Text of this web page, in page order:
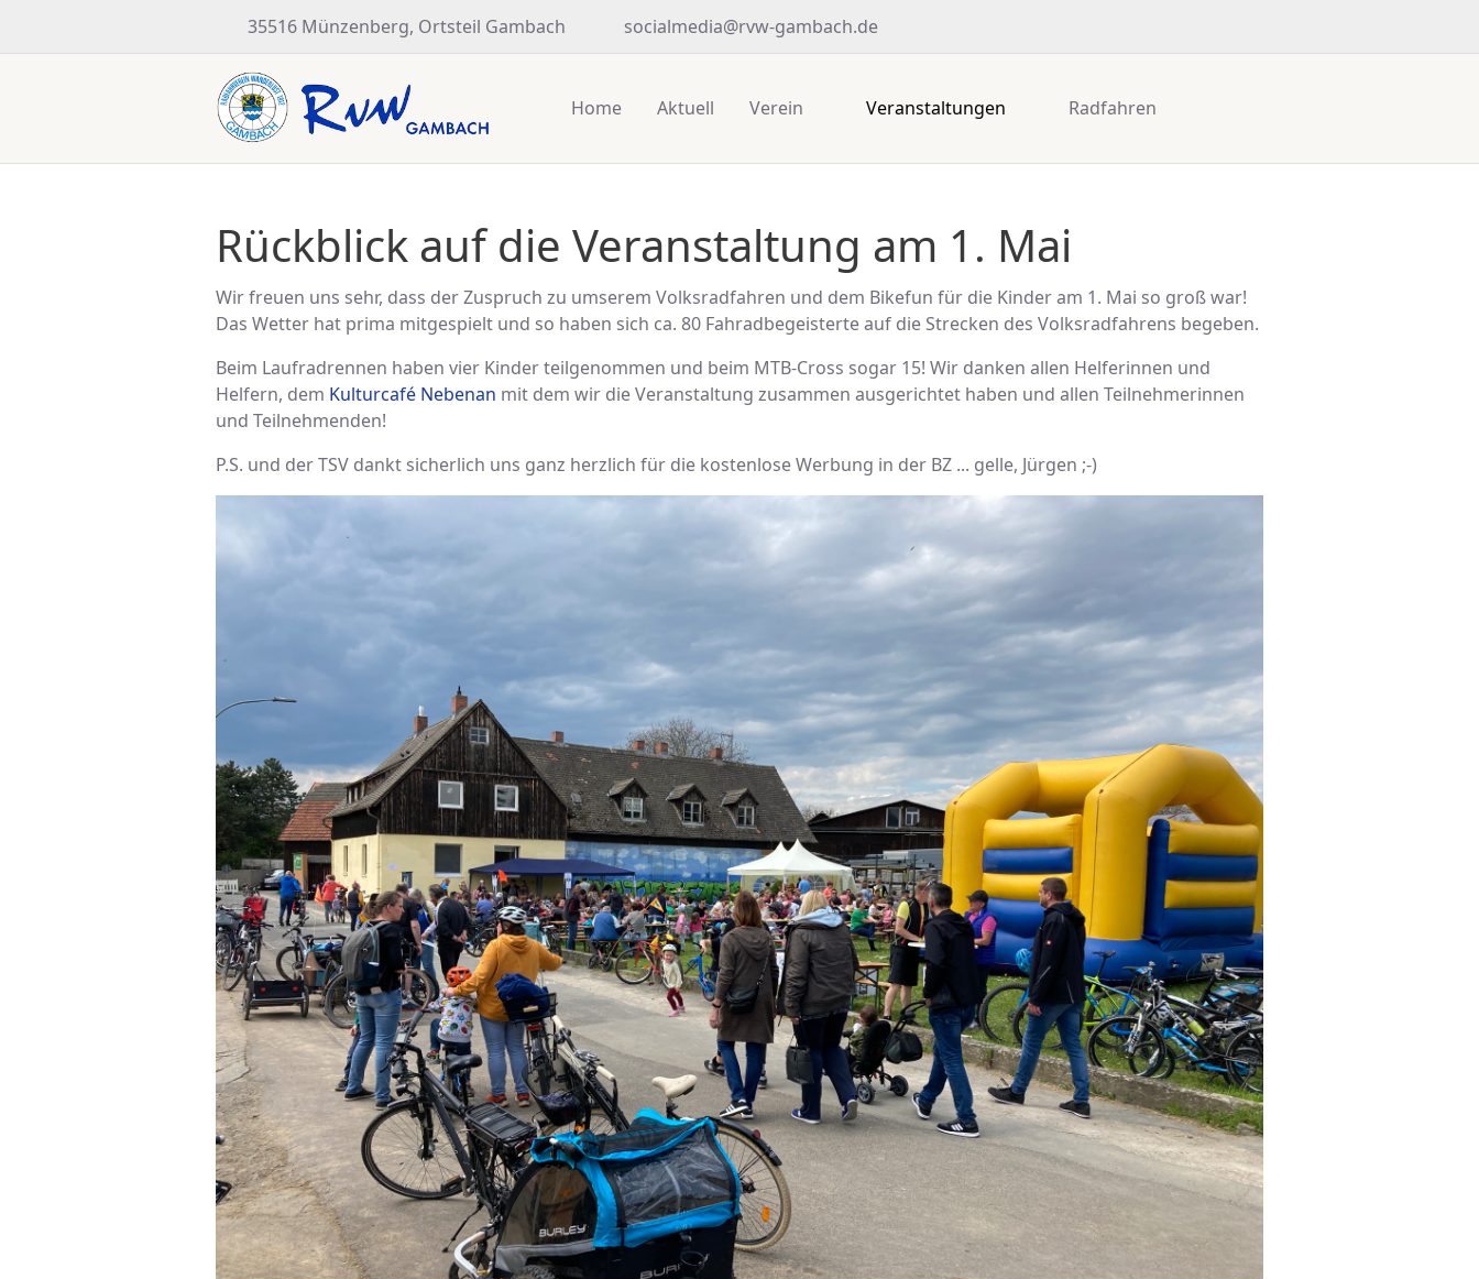
35516 Münzenberg, Ortsteil Gambach socialmedia@rvw-gambach.de
Home Aktuell Verein Veranstaltungen Radfahren
Rückblick auf die Veranstaltung am 1. Mai
Wir freuen uns sehr, dass der Zuspruch zu umserem Volksradfahren und dem Bikefun für die Kinder am 1. Mai so groß war!
Das Wetter hat prima mitgespielt und so haben sich ca. 80 Fahradbegeisterte auf die Strecken des Volksradfahrens begeben.
Beim Laufradrennen haben vier Kinder teilgenommen und beim MTB-Cross sogar 15! Wir danken allen Helferinnen und
Helfern, dem Kulturcafé Nebenan mit dem wir die Veranstaltung zusammen ausgerichtet haben und allen Teilnehmerinnen
und Teilnehmenden!
P.S. und der TSV dankt sicherlich uns ganz herzlich für die kostenlose Werbung in der BZ ... gelle, Jürgen ;-)